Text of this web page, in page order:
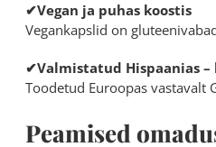
✔Vegan ja puhas koostis
Vegankapslid on
✔Valmistatud Hispaanias
Toodetud Euroopas vastavalt
Peamised